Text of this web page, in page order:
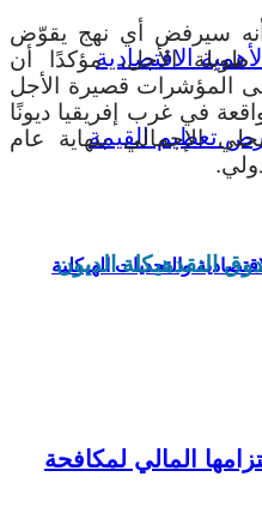
والتحديات الهيكلية
سيرفض أي نهج يقوّض
طويلة الأجل، مؤكدًا أن
المؤشرات قصيرة الأجل
في غرب إفريقيا ديونًا
المحلي الإجمالي بنهاية عام
النقدهيكلة الديون
المالي لمكافحة